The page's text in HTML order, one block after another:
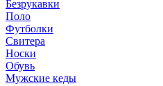
Безрукавки
Поло
Футболки
Свитера
Носки
Обувь
Мужские кеды